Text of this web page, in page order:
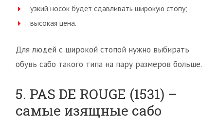
узкий носок будет сдавливать широкую стопу;
высокая цена.
Для людей с широкой стопой нужно выбирать
обувь сабо такого типа на пару размеров больше.
5. PAS DE ROUGE (1531) –
самые изящные сабо